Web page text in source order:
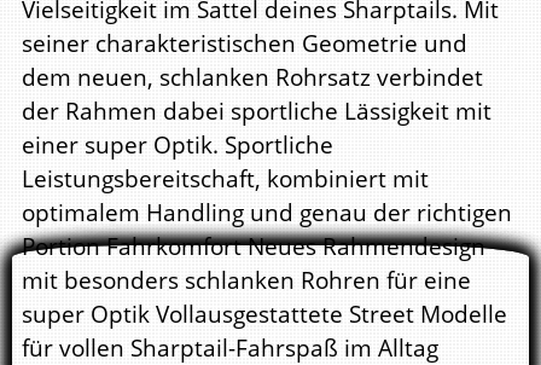
Vielseitigkeit im Sattel deines Sharptails. Mit
seiner charakteristischen Geometrie und
dem neuen, schlanken Rohrsatz verbindet
der Rahmen dabei sportliche Lässigkeit mit
einer super Optik. Sportliche
Leistungsbereitschaft, kombiniert mit
optimalem Handling und genau der richtigen
Portion Fahrkomfort Neues Rahmendesign
mit besonders schlanken Rohren für eine
super Optik Vollausgestattete Street Modelle
für vollen Sharptail-Fahrspaß im Alltag